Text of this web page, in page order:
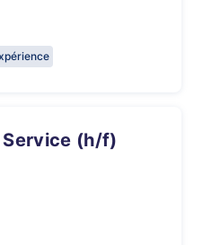
Service (h/f)